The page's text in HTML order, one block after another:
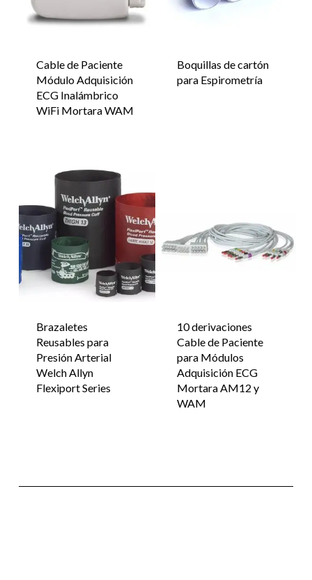
Cable de Paciente
Módulo Adquisición
ECG Inalámbrico
WiFi Mortara WAM
Boquillas de cartón
para Espirometría
Brazaletes
Reusables para
Presión Arterial
Welch Allyn
Flexiport Series
10 derivaciones
Cable de Paciente
para Módulos
Adquisición ECG
Mortara AM12 y
WAM